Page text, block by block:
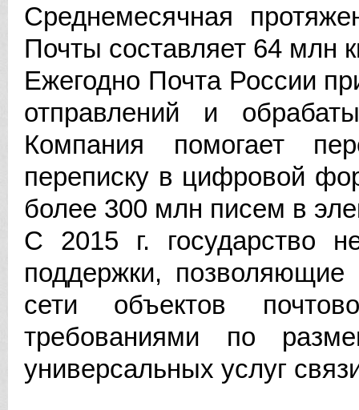
Среднемесячная
Почты составляет 64 млн
Ежегодно Почта России
отправлений и
Компания помогает
переписку в цифровой
более 300 млн писем в
С 2015 г. государство
поддержки,
сети объектов
требованиями по
универсальных услуг